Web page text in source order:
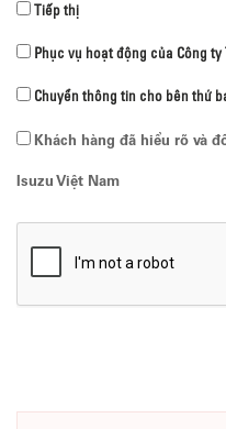
Tiếp thị
Phục vụ hoạt động của Công ty
Chuyển thông tin cho bên thứ
Khách hàng đã hiểu rõ và
Isuzu Việt Nam